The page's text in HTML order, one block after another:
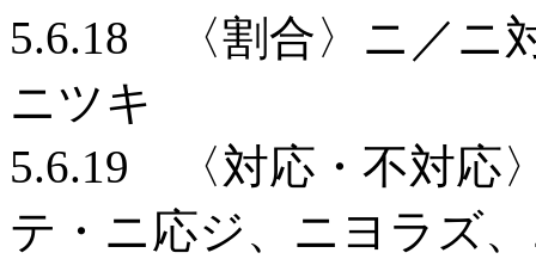
5.6.18 〈割合〉ニ／ニ
ニツキ
5.6.19 〈対応・不対応
テ・ニ応ジ、ニヨラズ